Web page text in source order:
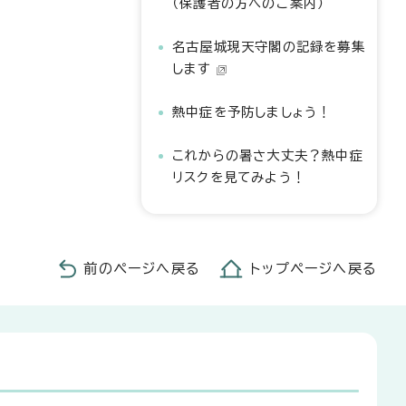
（保護者の方へのご案内）
名古屋城現天守閣の記録を募集
します
熱中症を予防しましょう！
これからの暑さ大丈夫？熱中症
リスクを見てみよう！
前のページへ戻る トップページへ戻る